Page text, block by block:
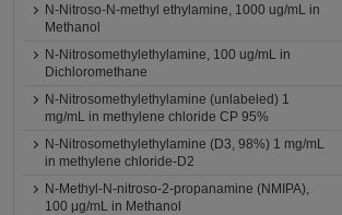
N-Nitroso-N-methyl ethylamine, 1000 ug/mL in
Methanol
N-Nitrosomethylethylamine, 100 ug/mL in
Dichloromethane
N-Nitrosomethylethylamine (unlabeled) 1
mg/mL in methylene chloride CP 95%
N-Nitrosomethylethylamine (D3, 98%) 1 mg/mL
in methylene chloride-D2
N-Methyl-N-nitroso-2-propanamine (NMIPA),
100 μg/mL in Methanol